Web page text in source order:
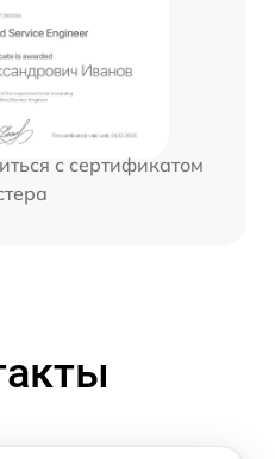
с сертификатом